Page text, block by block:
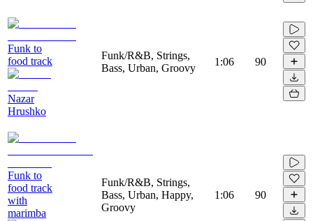
Funk to
food track
Nazar
Hrushko
Funk/R&B, Strings,
Bass, Urban, Groovy
1:06 90
Funk to
food track
with
marimba
Funk/R&B, Strings,
Bass, Urban, Happy,
Groovy
1:06 90